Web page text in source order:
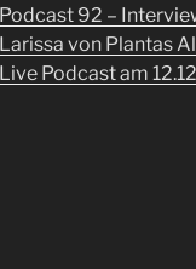
Podcast 92 –
Larissa von Plantas
Live Podcast am